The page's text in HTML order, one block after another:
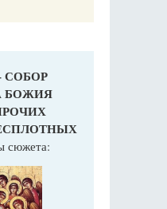
СОБОР
БОЖИЯ
сюжета: